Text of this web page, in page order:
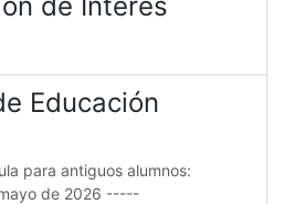
Educación
para antiguos alumnos:
de 2026 -----